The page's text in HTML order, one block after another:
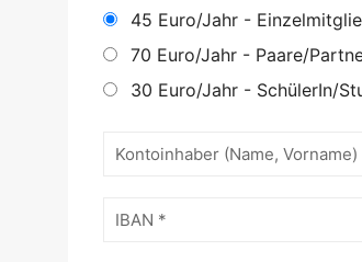
45 Euro/Jahr -
70 Euro/Jahr - Paare/
30 Euro/Jahr - SchülerIn/